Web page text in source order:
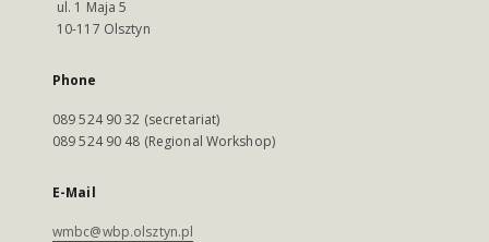
ul. 1 Maja 5
10-117 Olsztyn
Phone
089 524 90 32 (secretariat)
089 524 90 48 (Regional Workshop)
E-Mail
wmbc@wbp.olsztyn.pl